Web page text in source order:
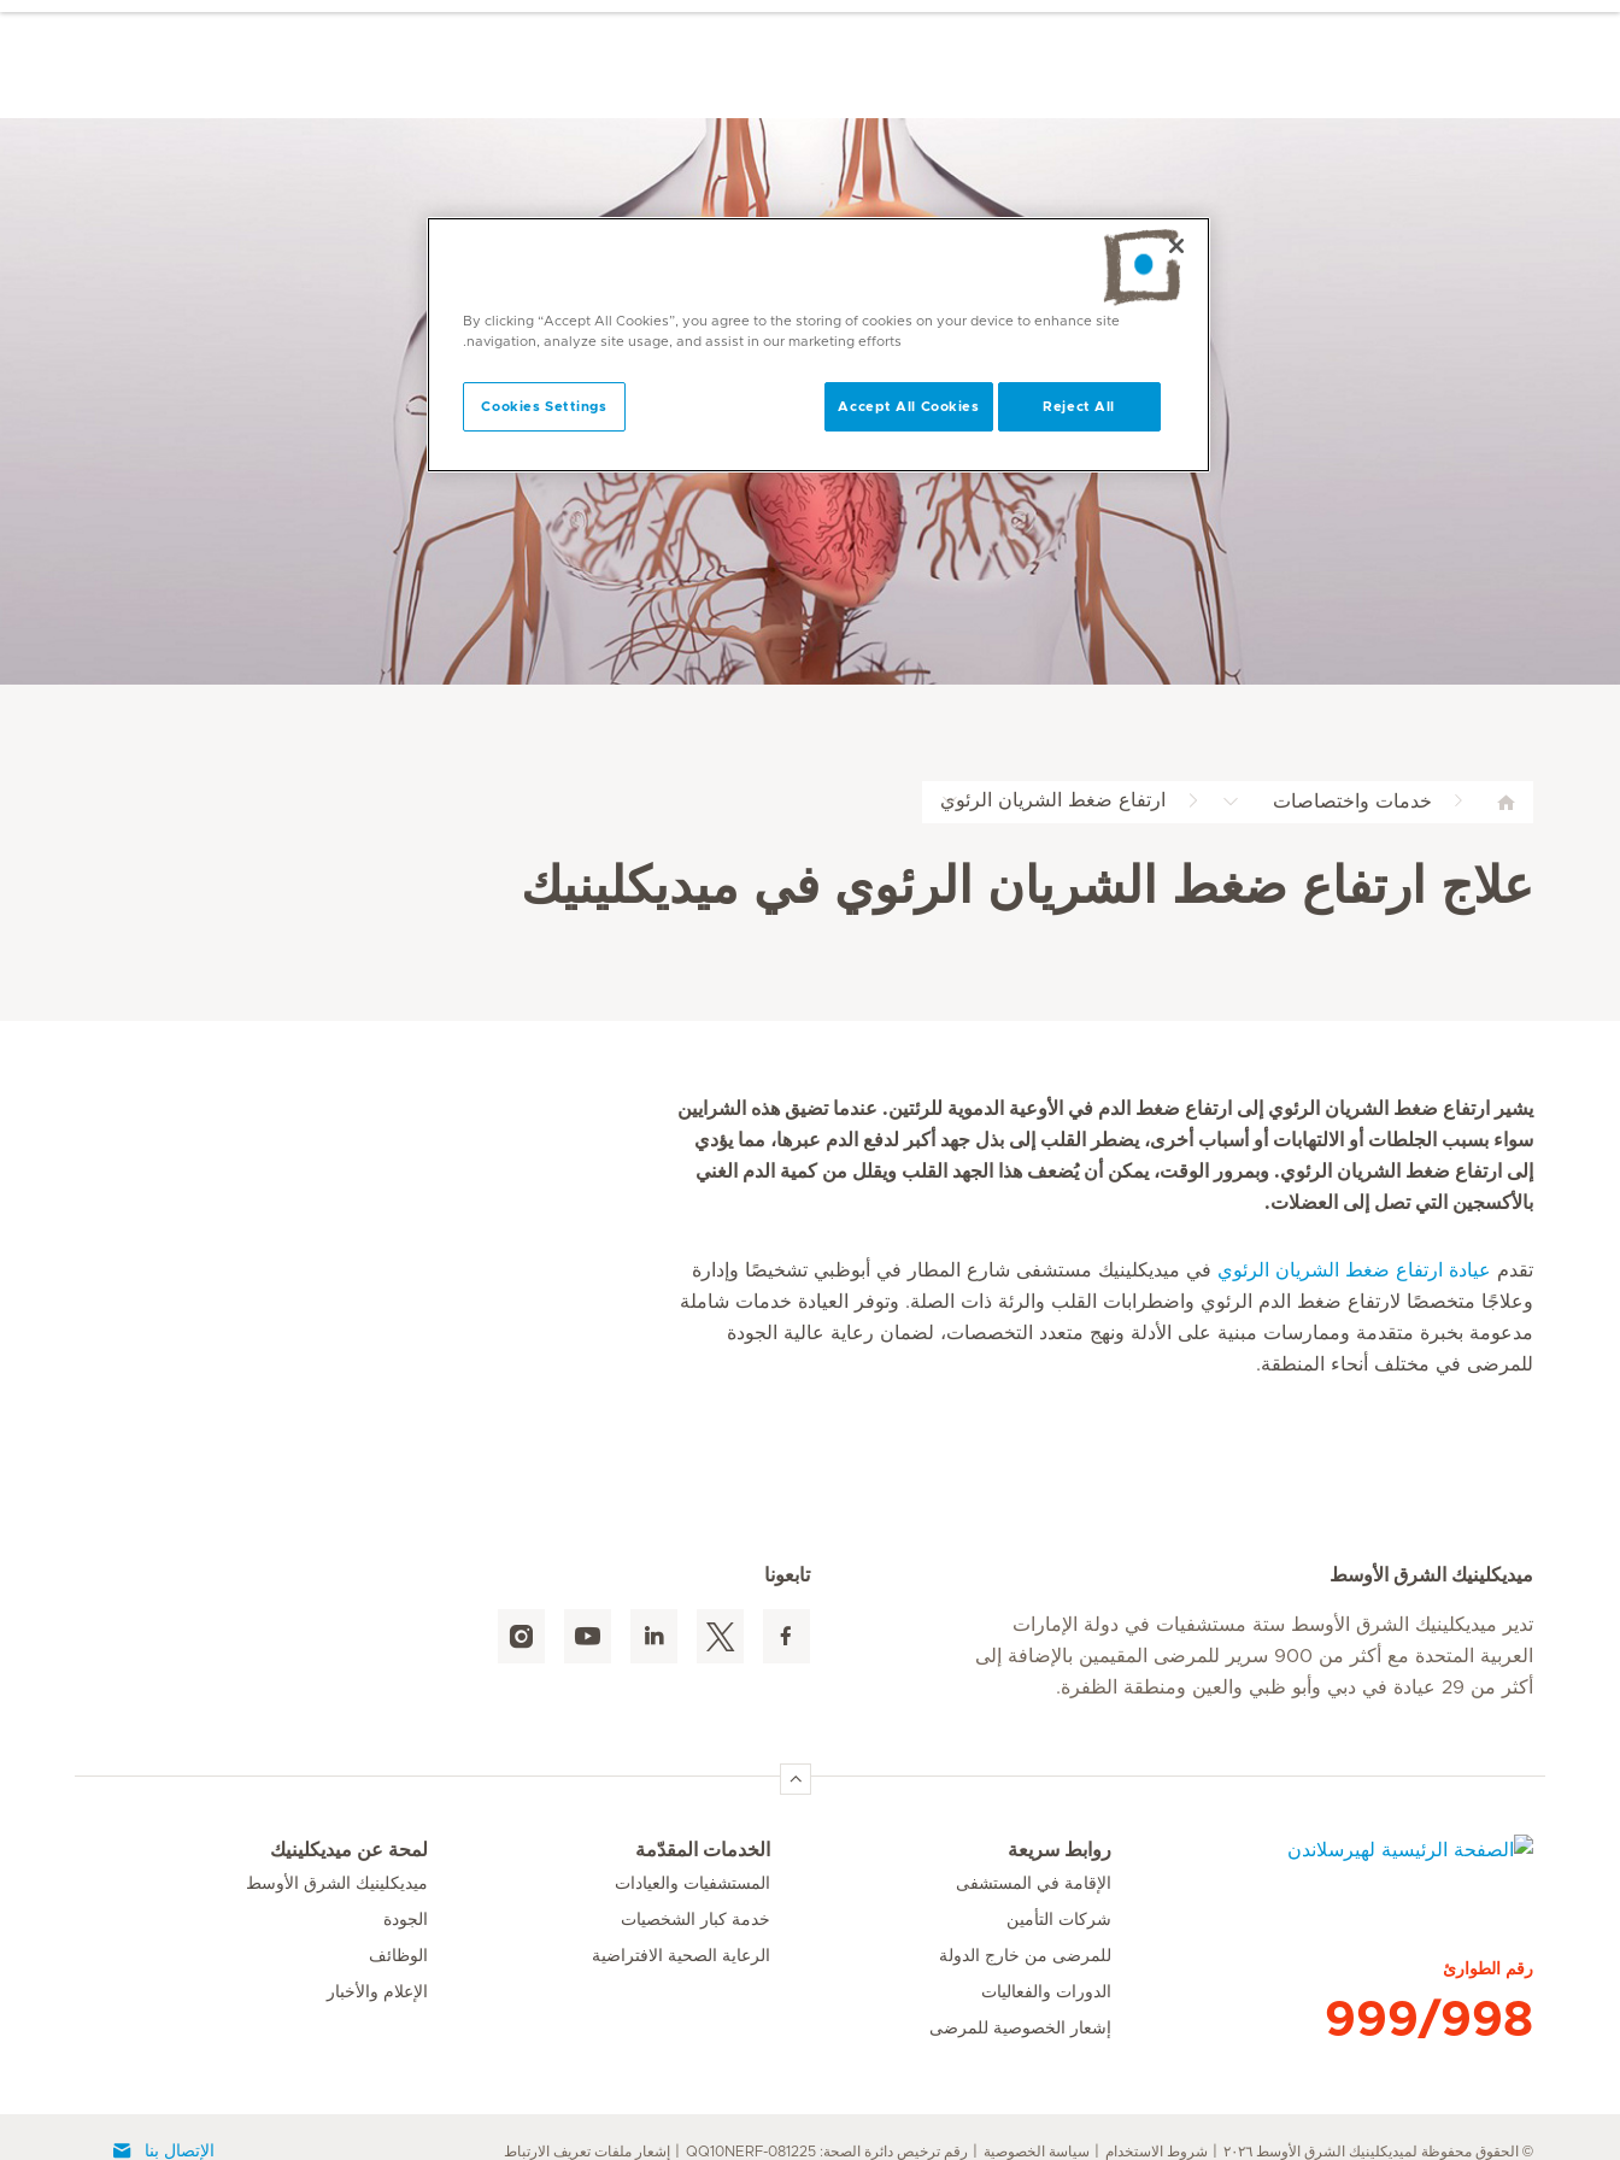
خدمات واختصاصات ارتفاع ضغط الشريان الرئوي
علاج ارتفاع ضغط الشريان الرئوي في ميديكلينيك
يشير ارتفاع ضغط الشريان الرئوي إلى ارتفاع ضغط الدم في الأوعية الدموية للرئتين. عندما تضيق هذه الشرايين
سواء بسبب الجلطات أو الالتهابات أو أسباب أخرى، يضطر القلب إلى بذل جهد أكبر لدفع الدم عبرها، مما يؤدي
إلى ارتفاع ضغط الشريان الرئوي. وبمرور الوقت، يمكن أن يُضعف هذا الجهد القلب ويقلل من كمية الدم الغني
بالأكسجين التي تصل إلى العضلات.
تقدم عيادة ارتفاع ضغط الشريان الرئوي في ميديكلينيك مستشفى شارع المطار في أبوظبي تشخيصًا وإدارة
وعلاجًا متخصصًا لارتفاع ضغط الدم الرئوي واضطرابات القلب والرئة ذات الصلة. وتوفر العيادة خدمات شاملة
مدعومة بخبرة متقدمة وممارسات مبنية على الأدلة ونهج متعدد التخصصات، لضمان رعاية عالية الجودة
للمرضى في مختلف أنحاء المنطقة.
ميديكلينيك الشرق الأوسط
تدير ميديكلينيك الشرق الأوسط ستة مستشفيات في دولة الإمارات
العربية المتحدة مع أكثر من 900 سرير للمرضى المقيمين بالإضافة إلى
أكثر من 29 عيادة في دبي وأبو ظبي والعين ومنطقة الظفرة.
تابعونا
رقم الطوارئ
999/998
روابط سريعة
الإقامة في المستشفى
شركات التأمين
للمرضى من خارج الدولة
الدورات والفعاليات
إشعار الخصوصية للمرضى
الخدمات المقدّمة
المستشفيات والعيادات
خدمة كبار الشخصيات
الرعاية الصحية الافتراضية
لمحة عن ميديكلينيك
ميديكلينيك الشرق الأوسط
الجودة
الوظائف
الإعلام والأخبار
الإتصال بنا © الحقوق محفوظة لميديكلينيك الشرق الأوسط ٢٠٢٦ شروط الاستخدام سياسة الخصوصية رقم ترخيص دائرة الصحة: QQ10NERF-081225 إشعار ملفات تعريف الارتباط
By clicking “Accept All Cookies”, you agree to the storing of cookies on your device to enhance site
navigation, analyze site usage, and assist in our marketing efforts.
Cookies Settings Reject All
Accept All Cookies